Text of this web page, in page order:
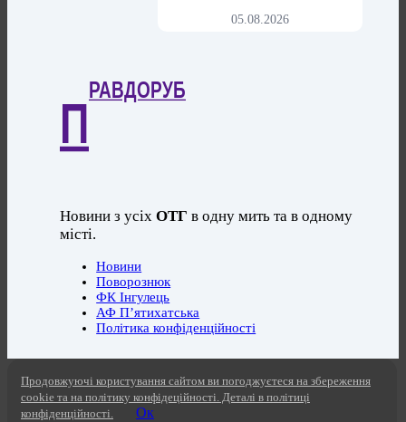
05.08.2026
П
РАВДОРУБ
Новини з усіхОТГ в одну мить та в одному
місті.
Новини
Поворознюк
ФК Інгулець
АФ П’ятихатська
Політика конфіденційності
Продовжуючі користування сайтом ви погоджуєтеся на збереження
cookie та на політику конфідеційності. Деталі в політиці
конфіденційності.
Ок